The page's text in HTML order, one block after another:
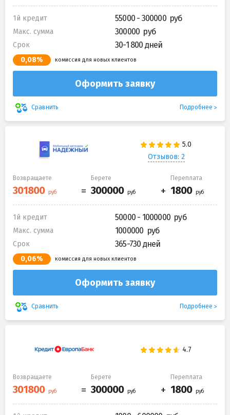
1й кредит 55000 - 300000
Макс. сумма 300000
Срок 30-1 800 дней
0,08% комиссия для новых клиентов
Оформить заявку
Сравнить Подробнее
Отзывов: 2
Возвращаете Берете Переплата
1й кредит 50000 - 1000000
Макс. сумма 1000000
Срок 365-730 дней
0,06% комиссия для новых клиентов
Оформить заявку
Сравнить Подробнее
Возвращаете Берете Переплата